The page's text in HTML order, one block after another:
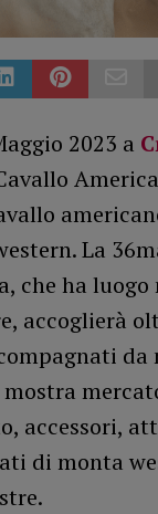
2023 a
La
che ha luogo
accoglierà
da
accessori,
di monta